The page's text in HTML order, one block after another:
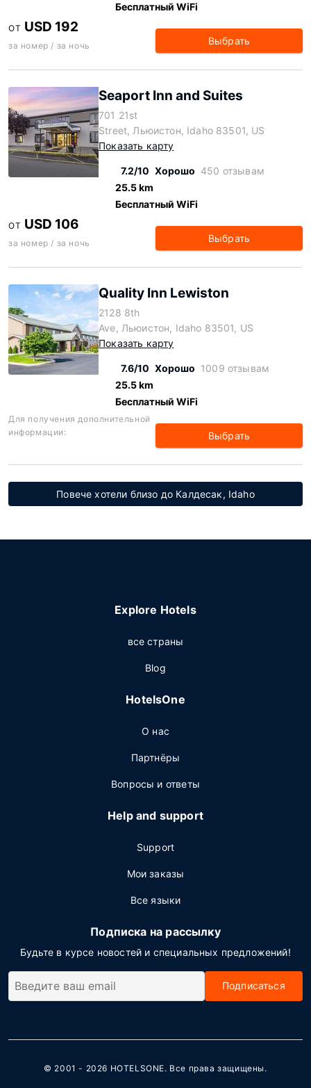
Бесплатный WiFi
ОТ USD 192
за номер / за ночь Выбрать
Seaport Inn and Suites
701 21st
Street, Льюистон, Idaho 83501, US
Показать карту
7.2/10 Хорошо 450 отзывам
25.5 km
Бесплатный WiFi
ОТ USD 106
за номер / за ночь Выбрать
Quality Inn Lewiston
2128 8th
Ave, Льюистон, Idaho 83501, US
Показать карту
7.6/10 Хорошо 1009 отзывам
25.5 km
Бесплатный WiFi
Для получения дополнительной
информации:
Выбрать
Повече хотели близо до Калдесак, Idaho
Explore Hotels
все страны
Blog
HotelsOne
О нас
Партнёры
Вопросы и ответы
Help and support
Support
Мои заказы
Все языки
Подписка на рассылку
Будьте в курсе новостей и специальных предложений!
Подписаться
© 2001 - 2026 HOTELSONE. Все права защищены.